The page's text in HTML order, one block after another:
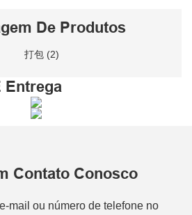
De Produtos
Entrega
Contato Conosco
mail ou número de telefone no